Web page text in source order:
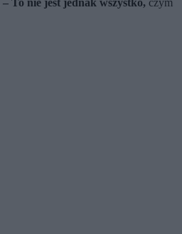
– To nie jest jednak wszystko, czym